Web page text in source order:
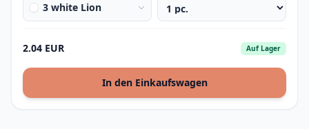
3 white Lion
2.04 EUR Auf Lager
In den Einkaufswagen